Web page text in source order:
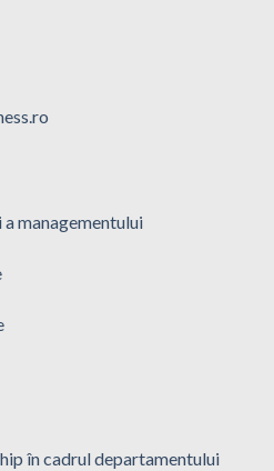
managementului
în cadrul departamentului